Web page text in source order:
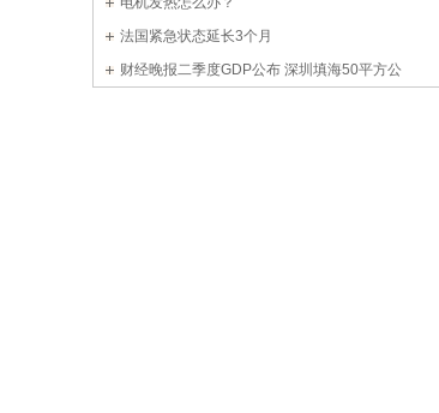
法国紧急状态延长3个月
财经晚报二季度GDP公布 深圳填海50平方公